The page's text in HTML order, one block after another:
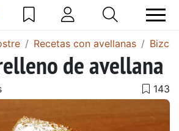
Recetas con avellanas
de avellana